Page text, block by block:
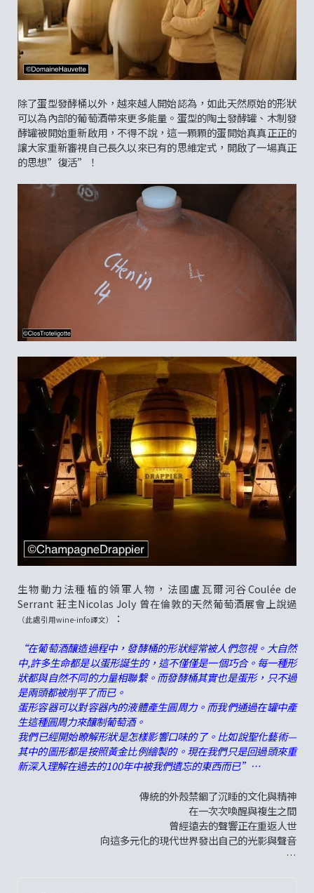
除了蛋型發酵桶以外，越來越人開始認為，如此天然原始的形狀
可以為內部的葡萄酒帶來更多能量。蛋型的陶土發酵罐、木制發
酵罐被開始重新啟用，不得不說，這一顆顆的蛋開始真真正正的
讓大家重新審視自己長久以來已有的思維定式，開啟了一場真正
的思想”復活”！
生物動力法種植的領軍人物，法國盧瓦爾河谷Coulée de
Serrant 莊主Nicolas Joly 曾在倫敦的天然葡萄酒展會上說過
（此處引用wine-info譯文） ：
“在葡萄酒釀造過程中，發酵桶的形狀經常被人們忽視。大自然
中,許多生命都是以蛋形誕生的，這不僅僅是一個巧合。每一種形
狀都與自然不同的力量相聯繫。而發酵桶其實也是蛋形，只不過
是兩頭都被削平了而已。
蛋形容器可以對容器內的液體產生圓周力。而我們通過在罐中產
生這種圓周力來釀制葡萄酒。
我們已經開始瞭解形狀是怎樣影響口味的了。比如說聖化藝術—
其中的圖形都是按照黃金比例繪製的。現在我們只是回過頭來重
新深入理解在過去的100年中被我們遺忘的東西而已”…
傳統的外殼禁錮了沉睡的文化與精神
在一次次喚醒與複生之間
曾經遠去的聲響正在重返人世
向這多元化的現代世界發出自己的光影與聲音
…